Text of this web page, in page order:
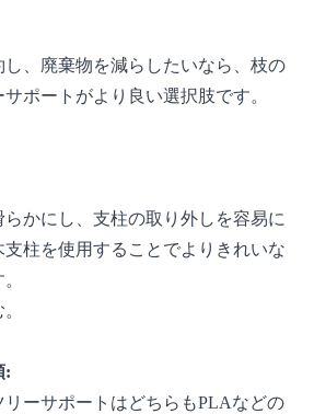
、廃棄物を減らしたいなら、枝の
ポートがより良い選択肢です。
かにし、支柱の取り外しを容易に
支柱を使用することでよりきれいな
:
ーサポートはどちらもPLAなどの